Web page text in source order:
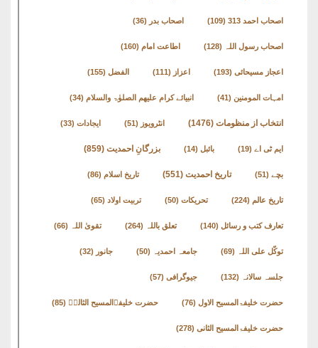
اصحاب احمد 313 (109) اصحاب بدر (36)
اصحاب رسول اللہ (128) اطاعت امام (160)
اعجاز مسیحائی (193) اعزاز (111) الفضل (155)
امہات المومنین (41) انبیائے کرام علیھم الصلوٰۃ والسلام (34)
انتخاب از منظومات (1476) انٹرویوز (51) ایجادات (33)
ایم ٹی اے (19) بائبل (14) بزرگانِ احمدیت (859)
بچے (51) تاریخ احمدیت (551) تاریخ اسلام (86)
تاریخ عالم (224) تحریکات (50) تربیت اولاد (65)
تعارف کتب و رسائل (140) تعلق باللہ (264) تقویٰ اللہ (66)
توکّل علی اللہ (69) جامعہ احمدیہ (50) جانور (32)
جلسہ سالانہ (132) جیوگرافی (57)
حضرت خلیفۃالمسیح الاول (76) حضرت خلیفۃالمسیح الثالثؒ (85)
حضرت خلیفۃالمسیح الثانی (278)